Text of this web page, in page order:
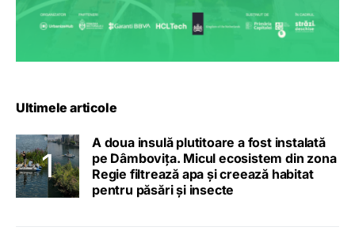
Ultimele articole
A doua insulă plutitoare a fost instalată
pe Dâmbovița. Micul ecosistem din zona
Regie filtrează apa și creează habitat
pentru păsări și insecte